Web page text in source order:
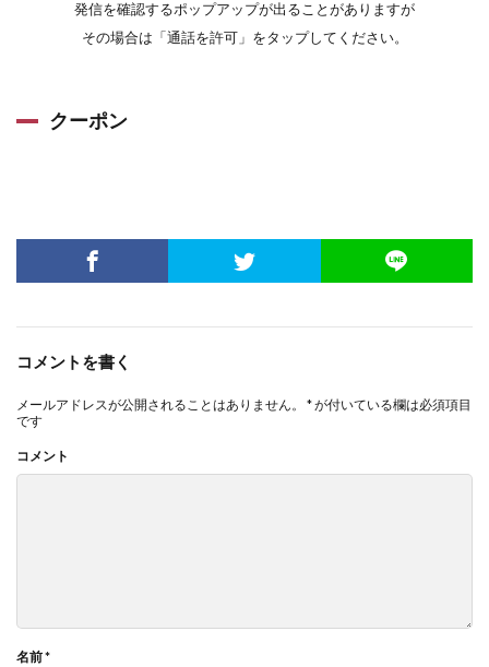
発信を確認するポップアップが出ることがありますが
その場合は「通話を許可」をタップしてください。
クーポン
コメントを書く
メールアドレスが公開されることはありません。 *が付いている欄は必須項目
です
コメント
名前*